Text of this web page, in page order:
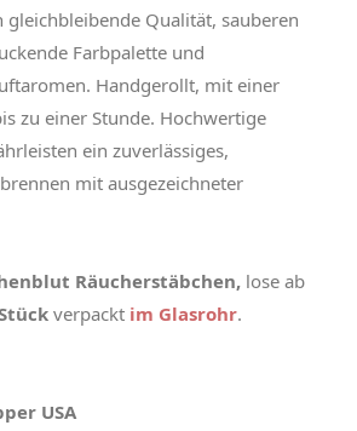
gleichbleibende Qualität, sauberen
Farbpalette und
Handgerollt, mit einer
zu einer Stunde. Hochwertige
ein zuverlässiges,
mit ausgezeichneter
Räucherstäbchen, lose ab
verpackt im Glasrohr.
USA